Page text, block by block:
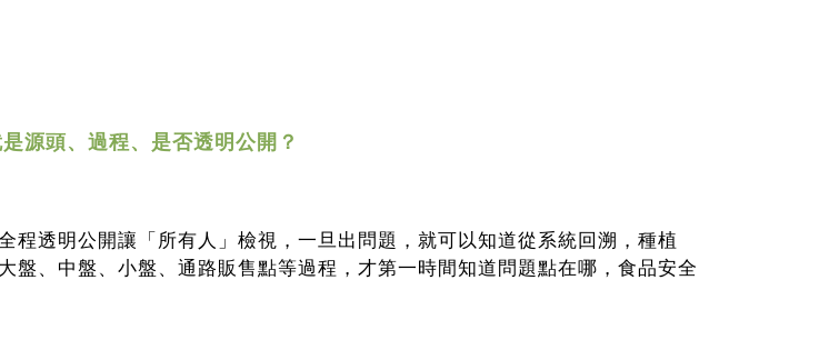
源頭、過程、是否透明公開？
程透明公開讓「所有人」檢視，一旦出問題，就可以知道從系統回溯，種植
盤、中盤、小盤、通路販售點等過程，才第一時間知道問題點在哪，食品安全